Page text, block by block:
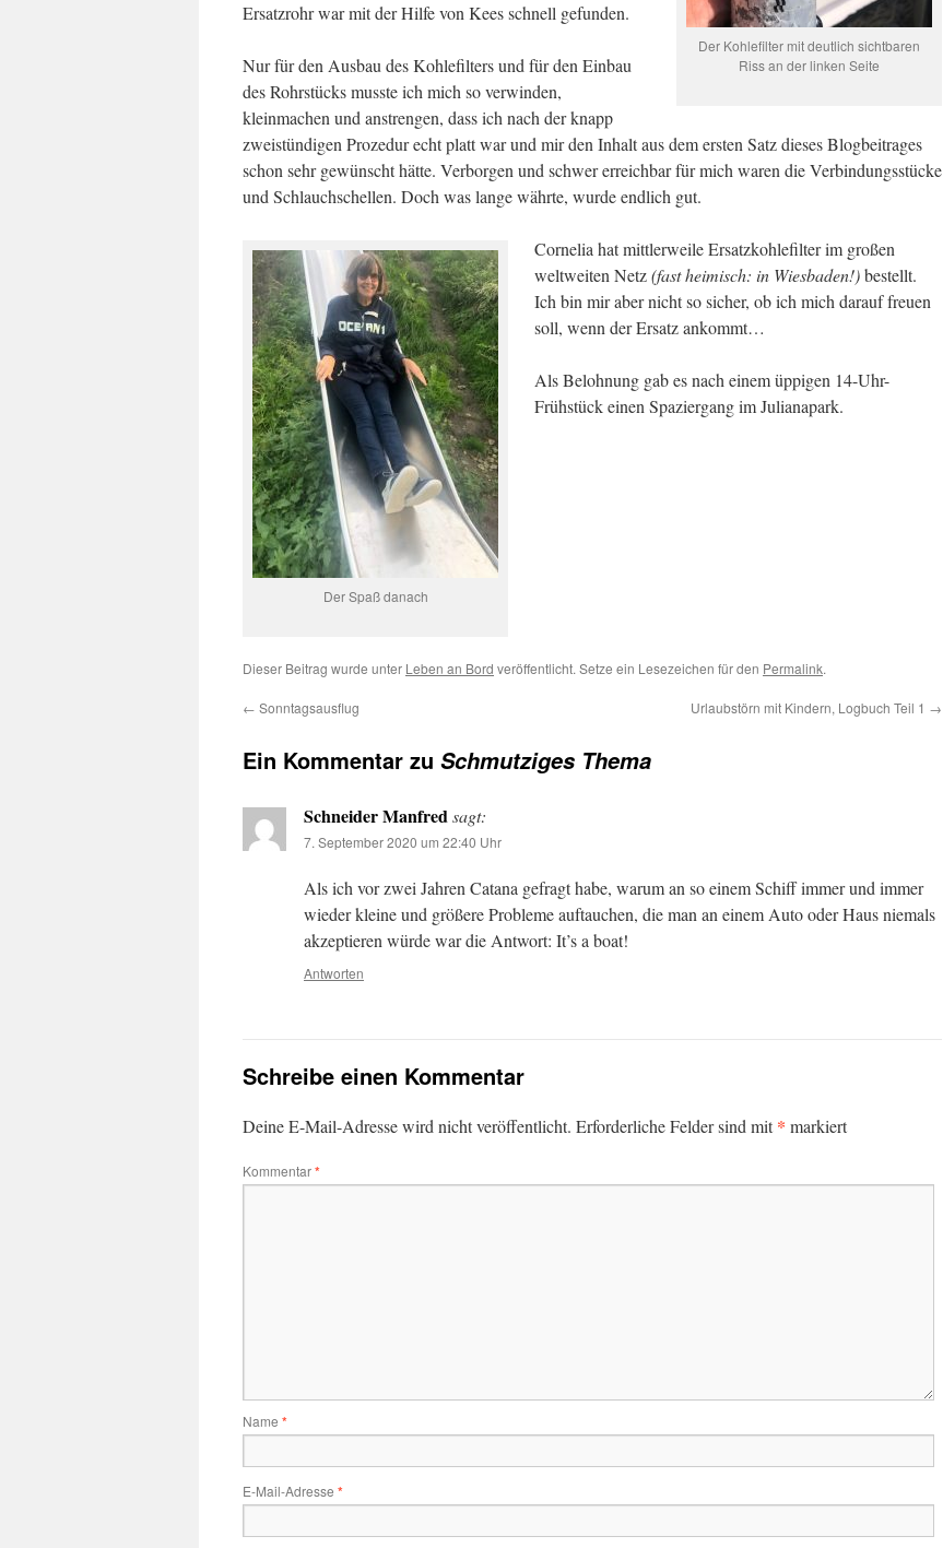
Der Kohlefilter mit deutlich sichtbaren
Riss an der linken Seite
Ersatzrohr war mit der Hilfe von Kees schnell gefunden.
Nur für den Ausbau des Kohlefilters und für den Einbau
des Rohrstücks musste ich mich so verwinden,
kleinmachen und anstrengen, dass ich nach der knapp
zweistündigen Prozedur echt platt war und mir den Inhalt aus dem ersten Satz dieses Blogbeitrages
schon sehr gewünscht hätte. Verborgen und schwer erreichbar für mich waren die Verbindungsstücke
und Schlauchschellen. Doch was lange währte, wurde endlich gut.
Der Spaß danach
Cornelia hat mittlerweile Ersatzkohlefilter im großen
weltweiten Netz(fast heimisch: in Wiesbaden!)bestellt.
Ich bin mir aber nicht so sicher, ob ich mich darauf freuen
soll, wenn der Ersatz ankommt…
Als Belohnung gab es nach einem üppigen 14-Uhr-
Frühstück einen Spaziergang im Julianapark.
Dieser Beitrag wurde unter Leben an Bord veröffentlicht. Setze ein Lesezeichen für den Permalink.
← Sonntagsausflug Urlaubstörn mit Kindern, Logbuch Teil 1 →
Ein Kommentar zu Schmutziges Thema
Schneider Manfredsagt:
7. September 2020 um 22:40 Uhr
Als ich vor zwei Jahren Catana gefragt habe, warum an so einem Schiff immer und immer
wieder kleine und größere Probleme auftauchen, die man an einem Auto oder Haus niemals
akzeptieren würde war die Antwort: It’s a boat!
Antworten
Schreibe einen Kommentar
Deine E-Mail-Adresse wird nicht veröffentlicht. Erforderliche Felder sind mit* markiert
Kommentar*
Name *
E-Mail-Adresse *